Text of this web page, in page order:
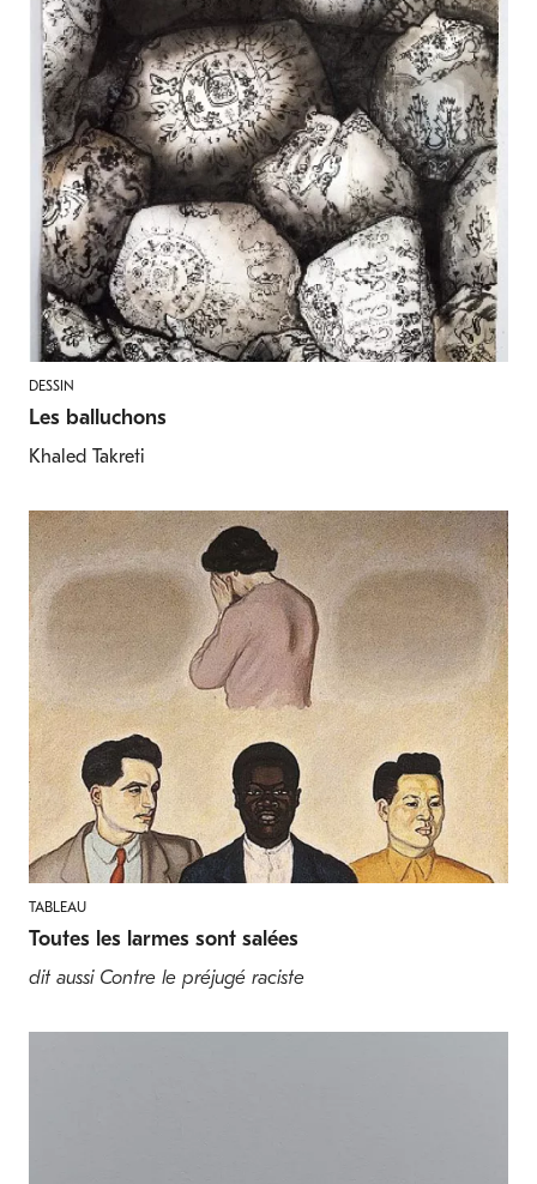
DESSIN
Les balluchons
Khaled Takreti
TABLEAU
Toutes les larmes sont salées
dit aussi Contre le préjugé raciste